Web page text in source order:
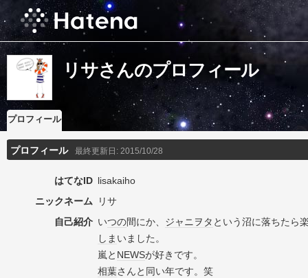
リサさんのプロフィール
プロフィール
プロフィール 最終更新日: 2015/10/28
はてなID lisakaiho
ニックネーム
リサ
自己紹介 いつの間にか、 ジャニヲタ という沼に落ちたら
しま いました。
嵐と NEWSが好きです。
相葉さんと同い年です。笑